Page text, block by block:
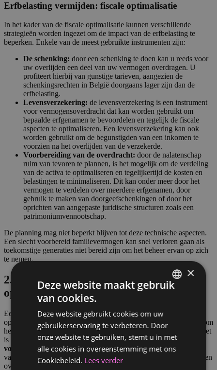
Erfbelasting vermijden: fiscale optimalisatie
In het kader van de fiscale optimalisatie kunnen verschillende
strategieën worden ingezet om de impact van de erfbelasting te
beperken. Enkele van de meest gebruikte instrumenten zijn:
De schenking: door een schenking te doen kan u reeds voor
uw overlijden een deel van uw vermogen overdragen. U
profiteert hierbij van gunstige tarieven, aangezien de
schenkingsrechten in België doorgaans lager zijn dan de
erfbelasting.
Levensverzekering: de levensverzekering is een instrument
voor vermogensoverdracht dat kan worden gebruikt om
bepaalde erfgenamen te bevoordelen en tegelijk de fiscale
aspecten te optimaliseren. Een levensverzekering kan ook
worden gebruikt om de begunstigden van een inkomen te
voorzien na het overlijden van de verzekerde.
Voorbereiding van de overdracht: door de nalatenschap
ruim van tevoren te plannen, is het mogelijk om de verdeling
van de activa te optimaliseren en tegelijkertijd de kosten en
belastingen te minimaliseren. Dit kan onder meer door het
vermogen te verdelen over meerdere erfgenamen, door
gebruik te maken van doorgeefschenkingen of door het
oprichten van aangepaste juridische structuren zoals een
patrimoniumvennootschap.
De planning mag niet beperkt blijven tot deze technische aspecten.
Een slecht voorbereid familievermogen kan snel verloren gaan als
toekomstige generaties niet bereid zijn om het beheer ervan op zich
te nemen.
2. Toekomstige generaties voorbereiden
op het beheren van het vermogen
Een succesvolle successieplanning hangt niet alleen af van fiscale
optimalisatie, maar ook van de bekwaamheid van de erfgenamen om
het vermogen dat aan hen wordt overgedragen goed te beheren. Het
is essentieel dat deze overdracht gepaard gaat met eengoede
voorbereiding van de erfgenamen, zodat zij de nodige
vaardigheden ontwikkelen om weloverwogen beslissingen te nemen
over het familievermogen.
×
Deze website maakt gebruik
van cookies.
Deze website gebruikt cookies om uw
gebruikerservaring te verbeteren. Door
onze website te gebruiken, stemt u in met
alle cookies in overeenstemming met ons
Cookiebeleid. Lees verder